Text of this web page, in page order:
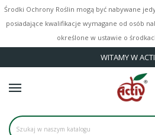
Środki Ochrony Roślin mogą być nabywane
posiadające kwalifikacje wymagane od osób
określone w ustawie o
WITAMY W